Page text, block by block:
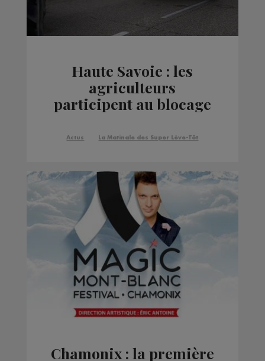
Haute Savoie : les
agriculteurs
participent au blocage
carburant
Actus La Matinale des Super Lève-Tôt
Chamonix : la première